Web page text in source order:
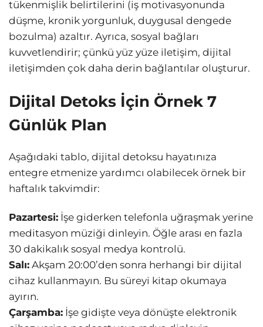
tükenmişlik belirtilerini (iş motivasyonunda
düşme, kronik yorgunluk, duygusal dengede
bozulma) azaltır. Ayrıca, sosyal bağları
kuvvetlendirir; çünkü yüz yüze iletişim, dijital
iletişimden çok daha derin bağlantılar oluşturur.
Dijital Detoks İçin Örnek 7
Günlük Plan
Aşağıdaki tablo, dijital detoksu hayatınıza
entegre etmenize yardımcı olabilecek örnek bir
haftalık takvimdir:
Pazartesi: İşe giderken telefonla uğraşmak yerine
meditasyon müziği dinleyin. Öğle arası en fazla
30 dakikalık sosyal medya kontrolü.
Salı: Akşam 20:00’den sonra herhangi bir dijital
cihaz kullanmayın. Bu süreyi kitap okumaya
ayırın.
Çarşamba: İşe gidişte veya dönüşte elektronik